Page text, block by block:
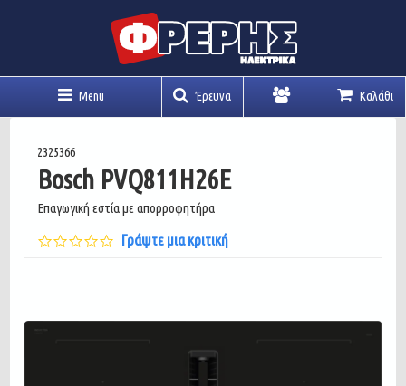
Menu Έρευνα Καλάθι
2325366
Bosch PVQ811H26E
Επαγωγική εστία με απορροφητήρα
0.0
star
Γράψτε μια κριτική